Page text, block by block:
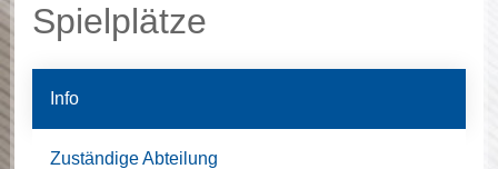
Spielplätze
Info
Zuständige Abteilung